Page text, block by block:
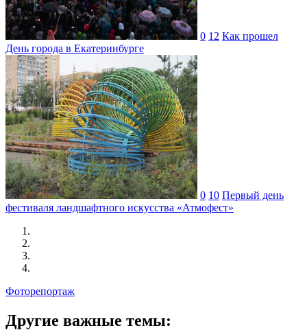
0 12 Как прошел
День города в Екатеринбурге
0 10 Первый день
фестиваля ландшафтного искусства «Атмофест»
Фоторепортаж
Другие важные темы: